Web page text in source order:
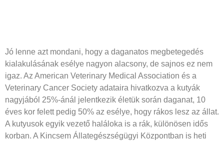
Jó lenne azt mondani, hogy a daganatos megbetegedés
kialakulásának esélye nagyon alacsony, de sajnos ez nem
igaz. Az American Veterinary Medical Association és a
Veterinary Cancer Society adataira hivatkozva a kutyák
nagyjából 25%-ánál jelentkezik életük során daganat, 10
éves kor felett pedig 50% az esélye, hogy rákos lesz az állat.
A kutyusok egyik vezető haláloka is a rák, különösen idős
korban. A Kincsem Állategészségügyi Központban is heti